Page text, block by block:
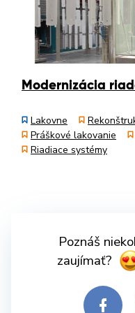
Modernizácia
Lakovne
Práškové lakovanie
Riadiace systémy
Poznáš
zaujímať?